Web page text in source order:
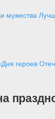
мужества
героев